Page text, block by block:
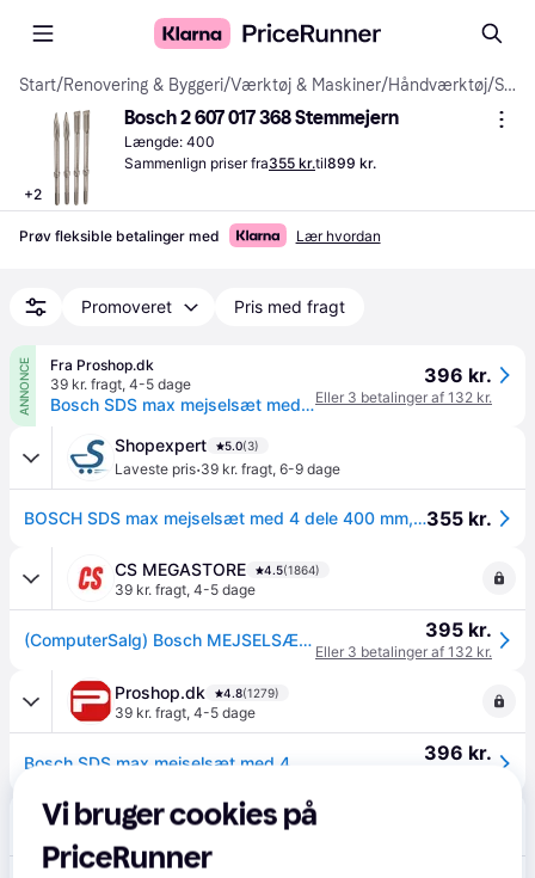
Start/Renovering & Byggeri/Værktøj & Maskiner/Håndværktøj/ Stemmejern
+2
Bosch 2 607 017 368 Stemmejern
Længde: 400
Sammenlign priser fra355 kr.til899 kr.
Prøv fleksible betalinger med Lær hvordan
Promoveret Pris med fragt
ANNONCE
Fra Proshop.dk
39 kr. fragt, 4-5 dage
Bosch SDS max mejselsæt med 4 dele
396 kr.
Eller 3 betalinger af 132 kr.
Shopexpert 5.0(3)
Laveste pris·39 kr. fragt, 6-9 dage
BOSCH SDS max mejselsæt med 4 dele 400 mm, 400 x 25 mm355 kr.
CS MEGASTORE 4.5(1864)
39 kr. fragt, 4-5 dage
(ComputerSalg) Bosch MEJSELSÆT SDS-MAX 4 STK 395 kr.
Eller 3 betalinger af 132 kr.
Proshop.dk 4.8(1279)
39 kr. fragt, 4-5 dage
396 kr.
Verkter 4.5(80)
Fri fragt
Vi bruger cookies på
PriceRunner